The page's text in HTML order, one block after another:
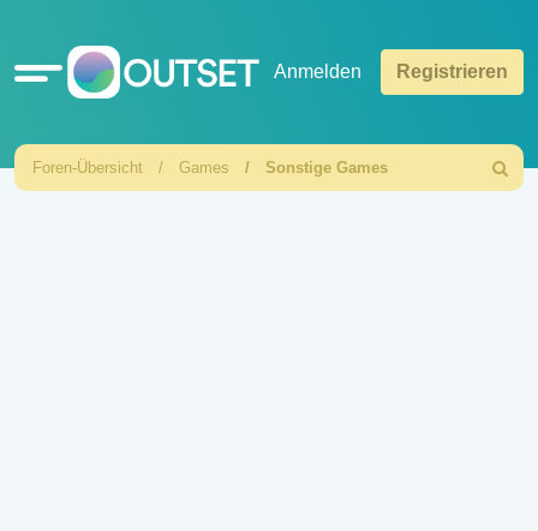
Schnellzugriff Anmelden Registrieren
Foren-Übersicht Games Sonstige Games
Suche